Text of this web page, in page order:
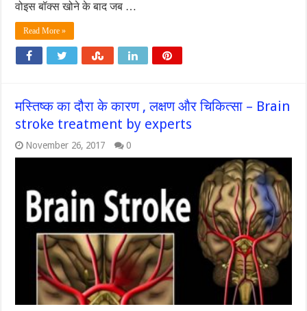
वोइस बॉक्स खोने के बाद जब …
Read More »
मस्तिष्क का दौरा के कारण , लक्षण और चिकित्सा – Brain
stroke treatment by experts
November 26, 2017 0